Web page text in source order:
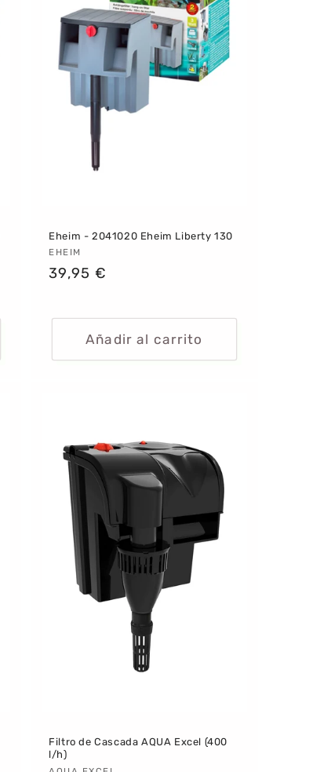
Eheim - 2041020 Eheim Liberty 130
Proveedor:
EHEIM
Precio
39,95 €
Añadir al carrito
Filtro de Cascada AQUA Excel (400
l/h)